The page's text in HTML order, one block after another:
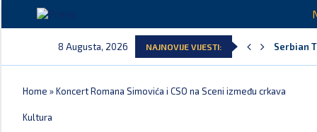
8 Augusta, 2026 NAJNOVIJE VIJESTI:
Serbian
Potpisan
Danski
Kljajić
Srbija:
Home »Koncert Romana Simovića i CSO na Sceni između crkava
Kultura